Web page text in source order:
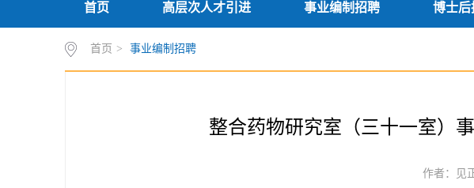
首页 高层次人才引进 事业编制招聘 博士后
首页 > 事业编制招聘
整合药物研究室（三十一室）
作者：见